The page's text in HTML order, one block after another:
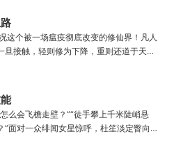
海的奇异神宫，在这个世界艰难前行。多
飞行速度是122682米/每秒，力量爆发
星表层约180公里的大气层中极速飞行，
虚空尽头那条形似神话传说中神龙的庞然
所有入侵半神生命体中最强的一个
这个被一场瘟疫彻底改变的修仙界！凡人
旦接触，轻则修为下降，重则还道于天，
法不可同修，整个修仙界成为了一个巨大
一生。好在临终之时终于觉醒异宝，能够
的人生转为黄粱一梦，重回刚穿越之时！
他的漫漫长生路！第二世，李凡历时五十
却遍寻世间而不见仙踪。只在人生的末尾
三世，李凡殚精竭虑、百般谋划，却终抵
么会飞檐走壁？”“徒手攀上千米陡峭悬
”面对一众绯闻女星惊呼，杜笙淡定瞥向从
：【龙象般若功（紫）：十龙十象之力，